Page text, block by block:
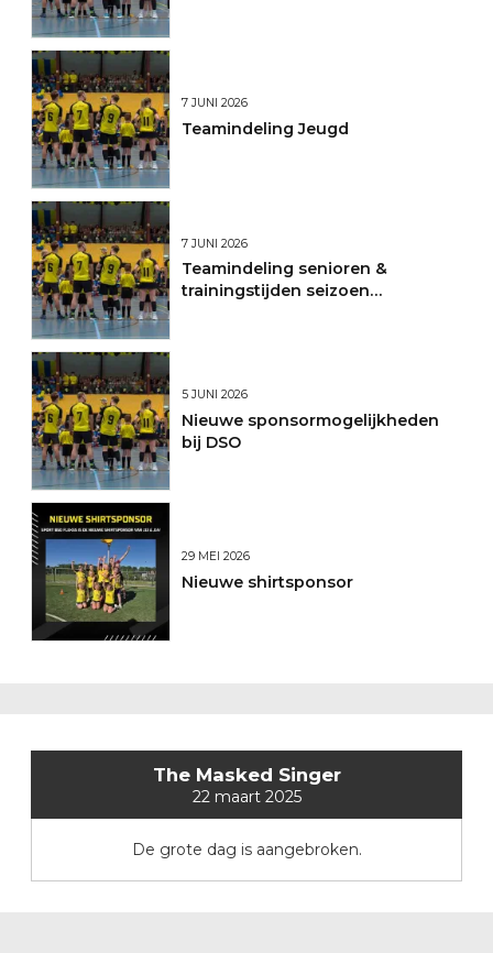
7 JUNI 2026
Teamindeling Jeugd
7 JUNI 2026
Teamindeling senioren &
trainingstijden seizoen
5 JUNI 2026
Nieuwe sponsormogelijkheden
bij DSO
29 MEI 2026
Nieuwe shirtsponsor
The Masked Singer
22 maart 2025
De grote dag is aangebroken.